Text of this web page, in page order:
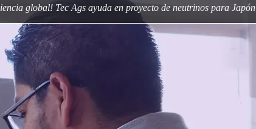
¡Ciencia global! Tec Ags ayuda en proyecto de neutrinos para Japón